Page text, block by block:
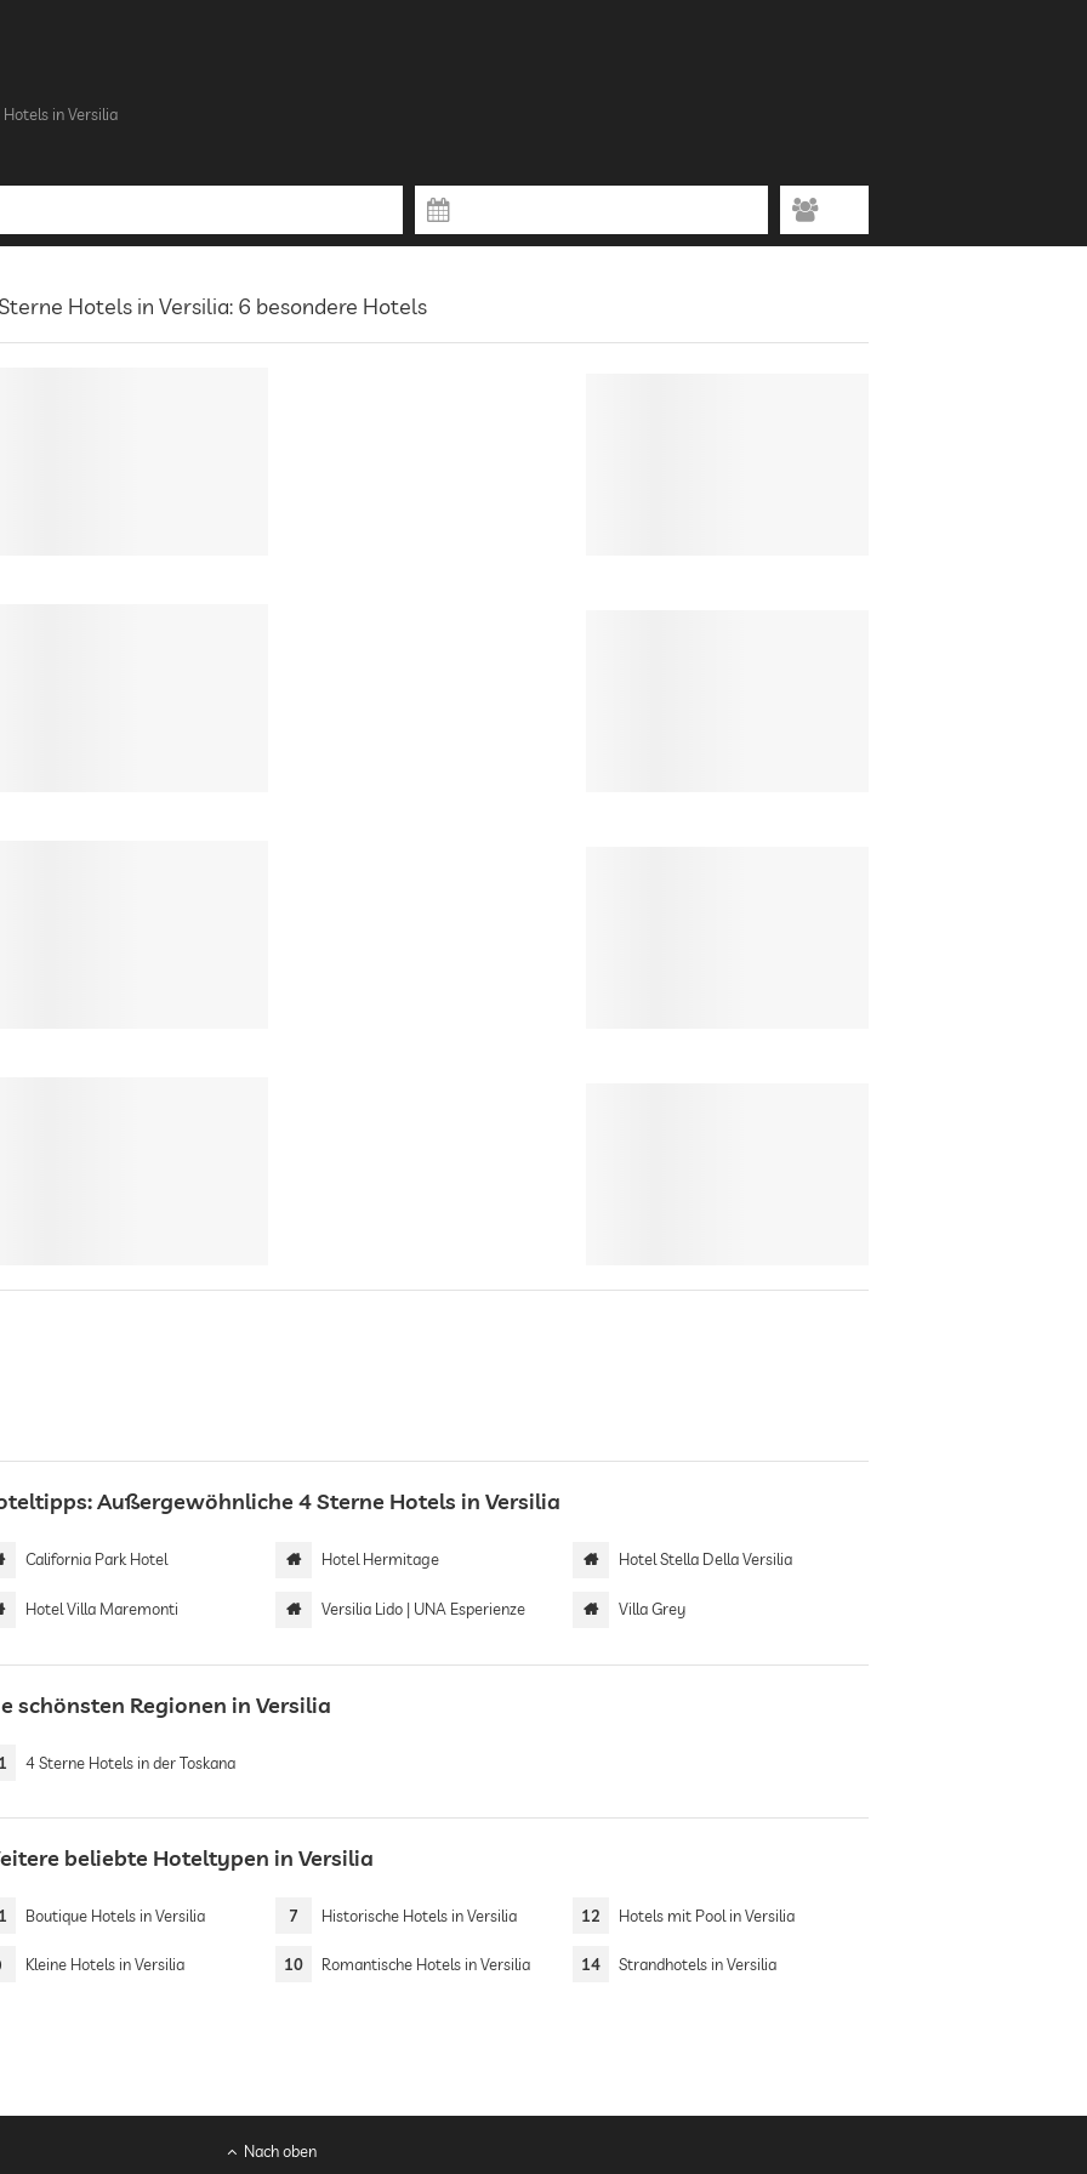
in Versilia
Hotels in Versilia: 6 besondere Hotels
Außergewöhnliche 4 Sterne Hotels in Versilia
California Park Hotel Hotel Hermitage Hotel Stella Della Versilia
Hotel Villa Maremonti Versilia Lido | UNA Esperienze Villa Grey
schönsten Regionen in Versilia
4 Sterne Hotels in der Toskana
beliebte Hoteltypen in Versilia
Boutique Hotels in Versilia 7 Historische Hotels in Versilia 12 Hotels mit Pool in Versilia
Kleine Hotels in Versilia 10 Romantische Hotels in Versilia 14 Strandhotels in Versilia
Nach oben